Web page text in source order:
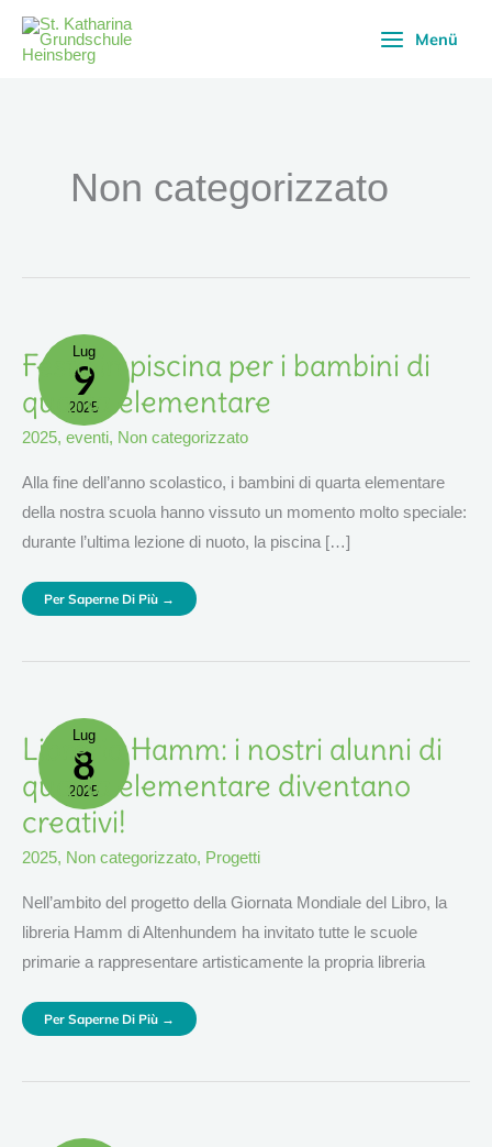
Menü
Non categorizzato
Lug
9
2025
Festa in piscina per i bambini di
quarta elementare
2025, eventi, Non categorizzato
Alla fine dell’anno scolastico, i bambini di quarta elementare
della nostra scuola hanno vissuto un momento molto speciale:
durante l’ultima lezione di nuoto, la piscina […]
Festa
In
Piscina
I
Bambini
Quarta
Elementare
Per Saperne Di Più →
Lug
8
2025
Libreria Hamm: i nostri alunni di
quarta elementare diventano
creativi!
2025, Non categorizzato, Progetti
Nell’ambito del progetto della Giornata Mondiale del Libro, la
libreria Hamm di Altenhundem ha invitato tutte le scuole
primarie a rappresentare artisticamente la propria libreria
Libreria
Hamm:
Nostri
Alunni
Di
Quarta
Elementare
Diventano
Per Saperne Di Più →